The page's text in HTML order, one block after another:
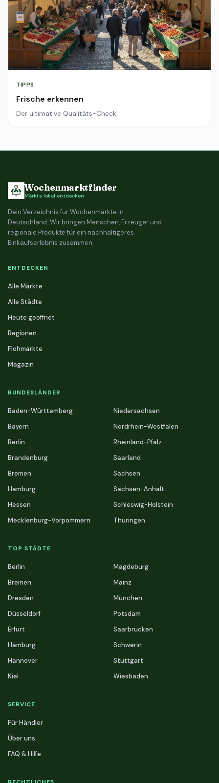
TIPPS
Frische erkennen
Der ultimative Qualitäts-Check.
Wochenmarktfinder
Märkte lokal entdecken
Dein Verzeichnis für Wochenmärkte in
Deutschland. Wir bringen Menschen, Erzeuger und
regionale Produkte für ein nachhaltigeres
Einkaufserlebnis zusammen.
ENTDECKEN
Alle Märkte
Alle Städte
Heute geöffnet
Regionen
Flohmärkte
Magazin
BUNDESLÄNDER
Baden-Württemberg
Bayern
Berlin
Brandenburg
Bremen
Hamburg
Hessen
Mecklenburg-Vorpommern
Niedersachsen
Nordrhein-Westfalen
Rheinland-Pfalz
Saarland
Sachsen
Sachsen-Anhalt
Schleswig-Holstein
Thüringen
TOP STÄDTE
Berlin
Bremen
Dresden
Düsseldorf
Erfurt
Hamburg
Hannover
Kiel
Magdeburg
Mainz
München
Potsdam
Saarbrücken
Schwerin
Stuttgart
Wiesbaden
SERVICE
Für Händler
Über uns
FAQ & Hilfe